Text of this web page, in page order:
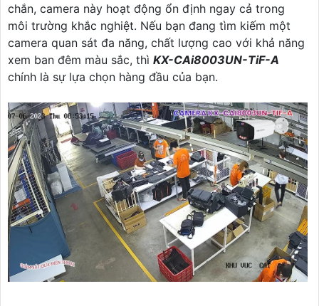
chắn, camera này hoạt động ổn định ngay cả trong
môi trường khắc nghiệt. Nếu bạn đang tìm kiếm một
camera quan sát đa năng, chất lượng cao với khả năng
xem ban đêm màu sắc, thì KX-CAi8003UN-TiF-A
chính là sự lựa chọn hàng đầu của bạn.